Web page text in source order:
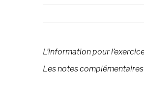
L’information pour
Les notes